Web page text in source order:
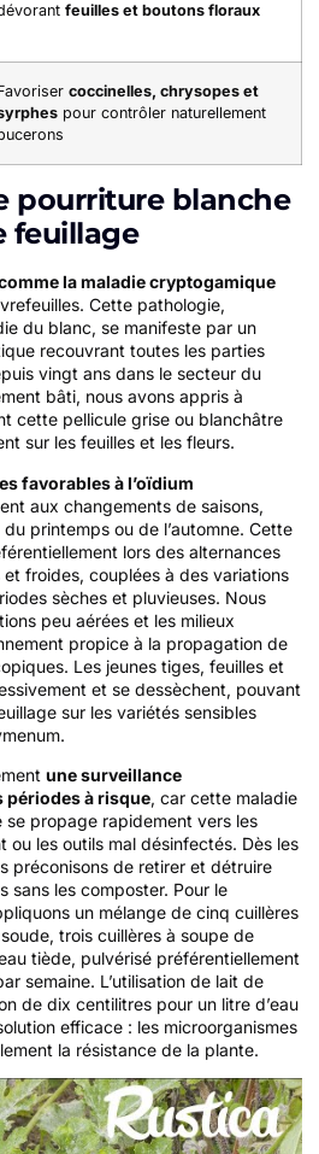
feuilles et boutons floraux
coccinelles, chrysopes et
pour contrôler naturellement
pourriture blanche
feuillage
la maladie cryptogamique
Cette pathologie,
du blanc, se manifeste par un
recouvrant toutes les parties
vingt ans dans le secteur du
bâti, nous avons appris à
cette pellicule grise ou blanchâtre
sur les feuilles et les fleurs.
favorables à l’oïdium
aux changements de saisons,
printemps ou de l’automne. Cette
lors des alternances
froides, couplées à des variations
sèches et pluvieuses. Nous
peu aérées et les milieux
propice à la propagation de
Les jeunes tiges, feuilles et
et se dessèchent, pouvant
sur les variétés sensibles
une surveillance
périodes à risque, car cette maladie
propage rapidement vers les
ou les outils mal désinfectés. Dès les
préconisons de retirer et détruire
sans les composter. Pour le
un mélange de cinq cuillères
trois cuillères à soupe de
tiède, pulvérisé préférentiellement
semaine. L’utilisation de lait de
de dix centilitres pour un litre d’eau
efficace : les microorganismes
la résistance de la plante.